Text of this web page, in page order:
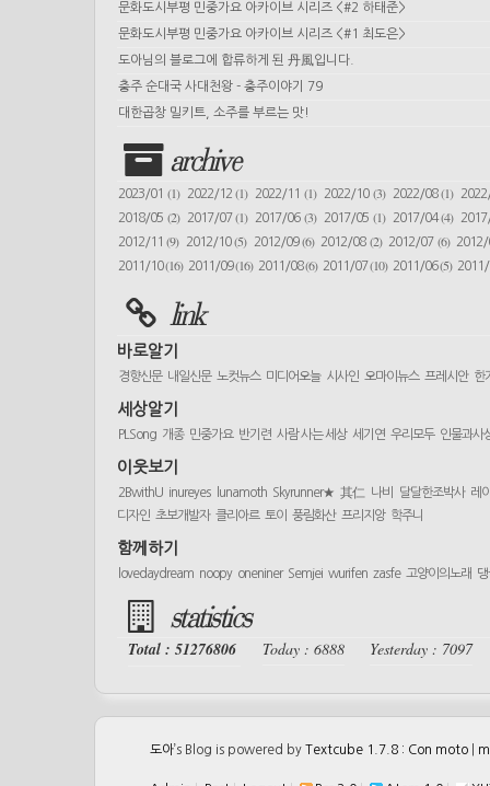
문화도시부평 민중가요 아카이브 시리즈 <#2 하태준>
문화도시부평 민중가요 아카이브 시리즈 <#1 최도은>
도아님의 블로그에 합류하게 된 丹風입니다.
충주 순대국 사대천왕 - 충주이야기 79
대한곱창 밀키트, 소주를 부르는 맛!
archive
2023/01 (1) 2022/12(1) 2022/11(1) 2022/10 (3) 2022/08(1)
2018/05 (2) 2017/07(1) 2017/06(3) 2017/05 (1) 2017/04(4)
2012/11(9) 2012/10(5) 2012/09(6) 2012/08 (2) 2012/07 (6)
2011/10(16) 2011/09(16) 2011/08(6) 2011/07(10) 2011/06(5)
link
바로알기
경향신문 내일신문 노컷뉴스 미디어오늘 시사인 오마이뉴스 프레시안 한
세상알기
PLSong 개종 민중가요 반기련 사람 사는 세상 세기연 우리모두 인물과사
이웃보기
2BwithU inureyes lunamoth Skyrunner★ 其仁 나비 달달한조박사 레
디자인 초보개발자 클리아르 토이 풍림화산 프리지앙 학주니
함께하기
lovedaydream noopy oneniner Semjei wurifen zasfe 고양이의노래
statistics
Total : 51276806 Today : 6888 Yesterday : 7097
도아’s Blog is powered by Textcube 1.7.8 : Con moto